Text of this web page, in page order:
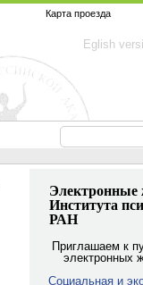
Карта проезда
Eglish
Института
РАН
Приглашаем к
электронных
Социальная и